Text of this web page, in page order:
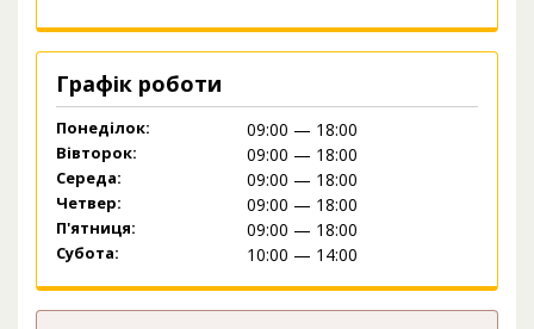
Графік роботи
Понеділок: 09:00 — 18:00
Вівторок: 09:00 — 18:00
Середа: 09:00 — 18:00
Четвер: 09:00 — 18:00
П'ятниця: 09:00 — 18:00
Субота: 10:00 — 14:00